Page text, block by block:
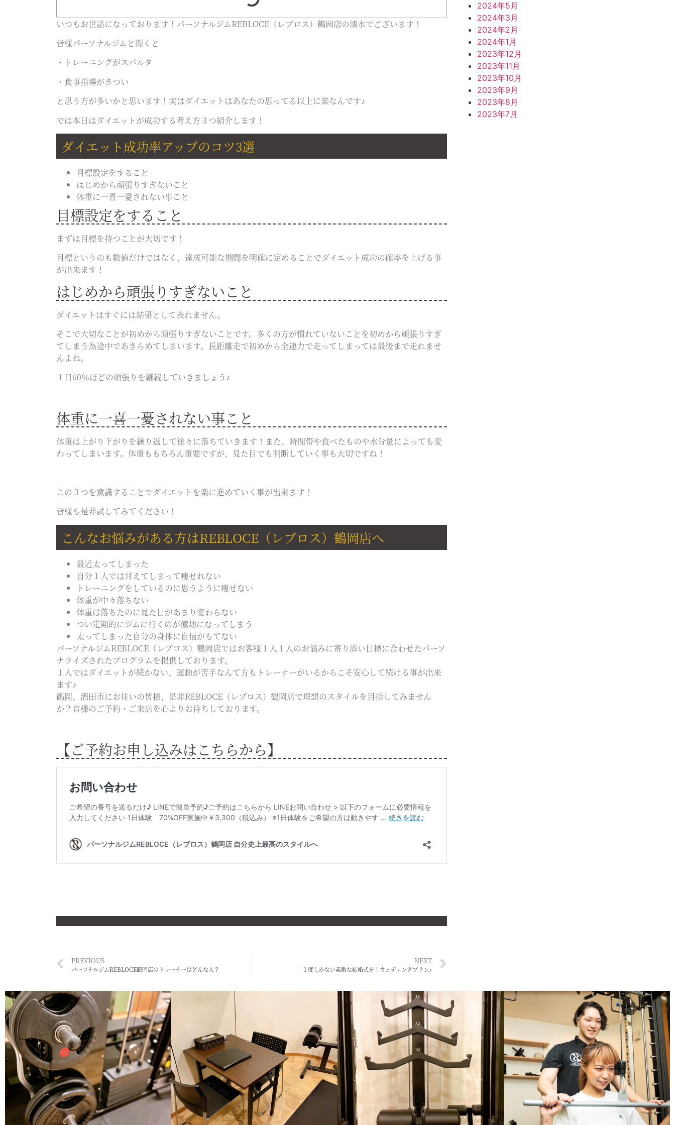
いつもお世話になっております！パーソナルジムREBLOCE（レブロス）鶴岡店の清水でございます！
皆様パーソナルジムと聞くと
・トレーニングがスパルタ
・食事指導がきつい
と思う方が多いかと思います！実はダイエットはあなたの思ってる以上に楽なんです♪
では本日はダイエットが成功する考え方３つ紹介します！
ダイエット成功率アップのコツ3選
目標設定をすること
はじめから頑張りすぎないこと
体重に一喜一憂されない事こと
目標設定をすること
まずは目標を持つことが大切です！
目標というのも数値だけではなく、達成可能な期間を明確に定めることでダイエット成功の確率を上げる事
が出来ます！
はじめから頑張りすぎないこと
ダイエットはすぐには結果として表れません。
そこで大切なことが初めから頑張りすぎないことです。多くの方が慣れていないことを初めから頑張りすぎ
てしまう為途中であきらめてしまいます。長距離走で初めから全速力で走ってしまっては最後まで走れませ
んよね。
１日60％ほどの頑張りを継続していきましょう♪
体重に一喜一憂されない事こと
体重は上がり下がりを繰り返して徐々に落ちていきます！また、時間帯や食べたものや水分量によっても変
わってしまいます。体重ももちろん重要ですが、見た目でも判断していく事も大切ですね！
この３つを意識することでダイエットを楽に進めていく事が出来ます！
皆様も是非試してみてください！
こんなお悩みがある方はREBLOCE（レブロス）鶴岡店へ
最近太ってしまった
自分１人では甘えてしまって痩せれない
トレーニングをしているのに思うように痩せない
体重が中々落ちない
体重は落ちたのに見た目があまり変わらない
つい定期的にジムに行くのが億劫になってしまう
太ってしまった自分の身体に自信がもてない
パーソナルジムREBLOCE（レブロス）鶴岡店ではお客様１人１人のお悩みに寄り添い目標に合わせたパーソ
ナライズされたプログラムを提供しております。
１人ではダイエットが続かない、運動が苦手なんて方もトレーナーがいるからこそ安心して続ける事が出来
ます♪
鶴岡、酒田市にお住いの皆様、是非REBLOCE（レブロス）鶴岡店で理想のスタイルを目指してみません
か？皆様のご予約・ご来店を心よりお待ちしております。
【ご予約お申し込みはこちらから】
PREVIOUS
パーソナルジムREBLOCE鶴岡店のトレーナーはどんな人？
NEXT
１度しかない素敵な結婚式を！ウェディングプラン♪
2024年5月
2024年3月
2024年2月
2024年1月
2023年12月
2023年11月
2023年10月
2023年9月
2023年8月
2023年7月